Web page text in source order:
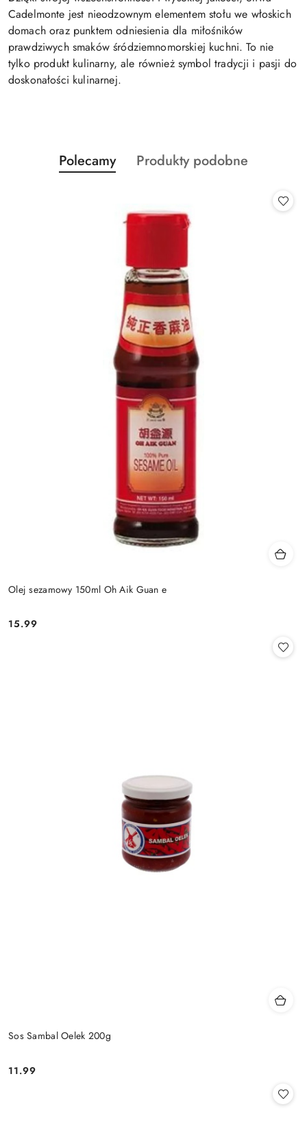
Cadelmonte jest nieodzownym elementem stołu we włoskich
domach oraz punktem odniesienia dla miłośników
prawdziwych smaków śródziemnomorskiej kuchni. To nie
tylko produkt kulinarny, ale również symbol tradycji i pasji do
doskonałości kulinarnej.
Pomiń karuzelę produktów
Produkty
o
Polecamy
Produkty
Produkty podobne
Olej sezamowy 150ml Oh Aik Guan e
Cena:
15.99
Sos Sambal Oelek 200g
Cena:
11.99